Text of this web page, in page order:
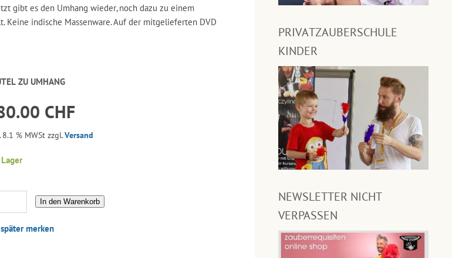
gibt es den Umhang wieder, noch dazu zu einem
Keine indische Massenware. Auf der mitgelieferten DVD
ZU UMHANG
CHF
8.1 % MWSt zzgl.Versand
In den Warenkorb
merken
PRIVATZAUBERSCHULE
KINDER
NEWSLETTER NICHT
VERPASSEN